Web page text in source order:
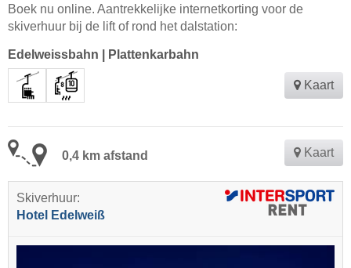
Boek nu online. Aantrekkelijke internetkorting voor de
skiverhuur bij de lift of rond het dalstation:
Edelweissbahn Plattenkarbahn
Kaart
0,4 km afstand Kaart
Skiverhuur:
Hotel Edelweiß